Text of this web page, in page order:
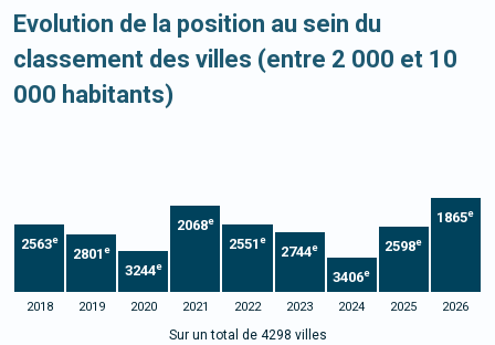
Evolution de la position au sein du
classement des villes (entre 2 000 et 10
000 habitants)
2563e
2801 e
3244e
2068e
2551 e
2744e
3406e
2598e
1865e
2018 2019 2020 2021 2022 2023 2024 2025 2026
Sur un total de 4298 villes